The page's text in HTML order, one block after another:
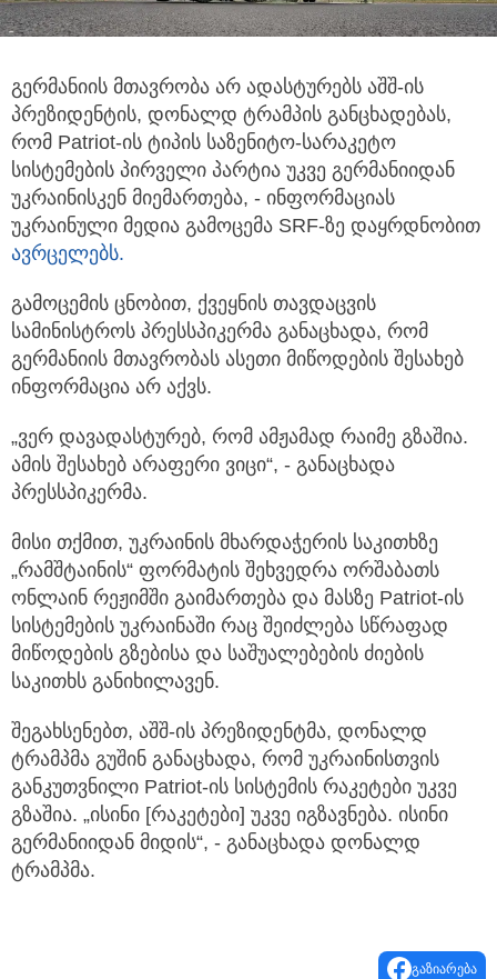
გერმანიის მთავრობა არ ადასტურებს აშშ-ის
პრეზიდენტის, დონალდ ტრამპის განცხადებას,
რომ Patriot-ის ტიპის საზენიტო-სარაკეტო
სისტემების პირველი პარტია უკვე გერმანიიდან
უკრაინისკენ მიემართება, - ინფორმაციას
უკრაინული მედია გამოცემა SRF-ზე დაყრდნობით
ავრცელებს.
გამოცემის ცნობით, ქვეყნის თავდაცვის
სამინისტროს პრესსპიკერმა განაცხადა, რომ
გერმანიის მთავრობას ასეთი მიწოდების შესახებ
ინფორმაცია არ აქვს.
„ვერ დავადასტურებ, რომ ამჟამად რაიმე გზაშია.
ამის შესახებ არაფერი ვიცი“, - განაცხადა
პრესსპიკერმა.
მისი თქმით, უკრაინის მხარდაჭერის საკითხზე
„რამშტაინის“ ფორმატის შეხვედრა ორშაბათს
ონლაინ რეჟიმში გაიმართება და მასზე Patriot-ის
სისტემების უკრაინაში რაც შეიძლება სწრაფად
მიწოდების გზებისა და საშუალებების ძიების
საკითხს განიხილავენ.
შეგახსენებთ, აშშ-ის პრეზიდენტმა, დონალდ
ტრამპმა გუშინ განაცხადა, რომ უკრაინისთვის
განკუთვნილი Patriot-ის სისტემის რაკეტები უკვე
გზაშია. „ისინი [რაკეტები] უკვე იგზავნება. ისინი
გერმანიიდან მიდის“, - განაცხადა დონალდ
ტრამპმა.
გაზიარება